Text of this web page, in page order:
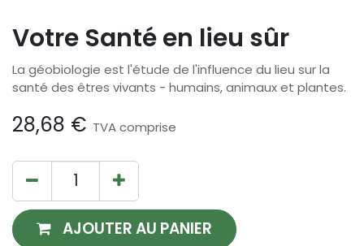
Votre Santé en lieu sûr
La géobiologie est l'étude de l'influence du lieu sur la
santé des êtres vivants - humains, animaux et plantes.
28,68 € TVA comprise
AJOUTER AU PANIER